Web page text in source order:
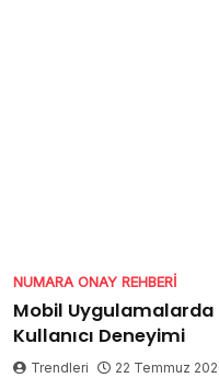
NUMARA ONAY REHBERI
Mobil Uygulamalarda
Kullanıcı Deneyimi
Trendleri 22 Temmuz